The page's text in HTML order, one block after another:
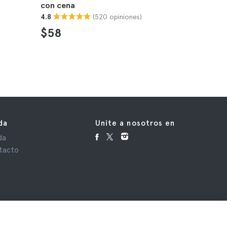
con cena
4.8 (520 opiniones)
$58
Unite a nosotros en